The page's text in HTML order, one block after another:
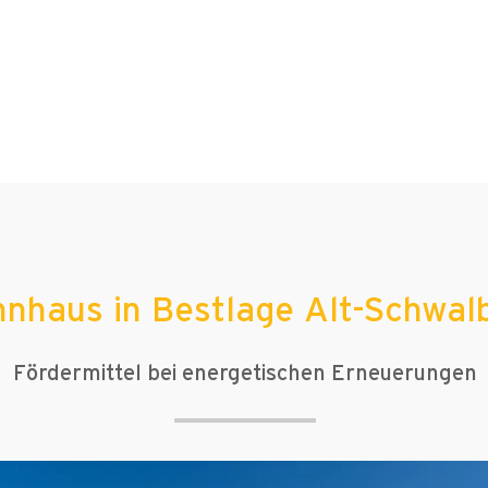
in Bestlage Alt-
Fördermittel bei energetischen Erneuerungen